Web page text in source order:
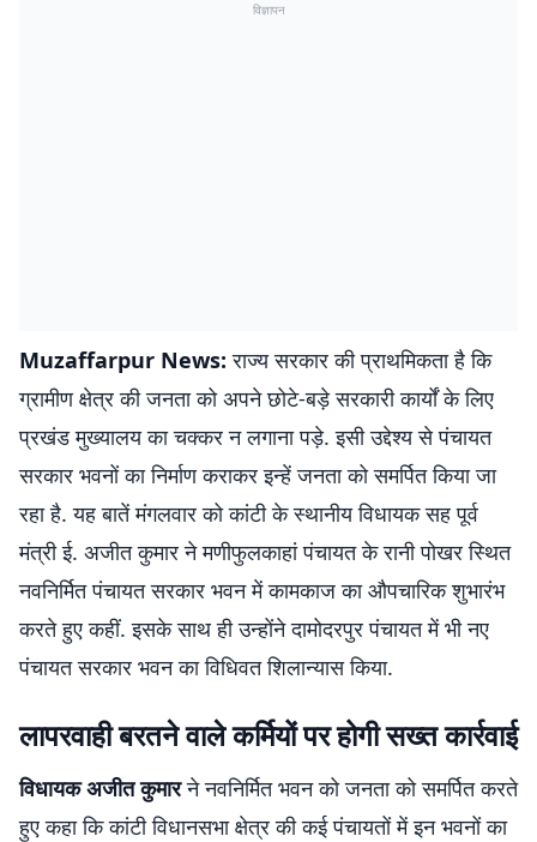
विज्ञापन
Muzaffarpur News: राज्य सरकार की प्राथमिकता है कि
ग्रामीण क्षेत्र की जनता को अपने छोटे-बड़े सरकारी कार्यों के लिए
प्रखंड मुख्यालय का चक्कर न लगाना पड़े. इसी उद्देश्य से पंचायत
सरकार भवनों का निर्माण कराकर इन्हें जनता को समर्पित किया जा
रहा है. यह बातें मंगलवार को कांटी के स्थानीय विधायक सह पूर्व
मंत्री ई. अजीत कुमार ने मणीफुलकाहां पंचायत के रानी पोखर स्थित
नवनिर्मित पंचायत सरकार भवन में कामकाज का औपचारिक शुभारंभ
करते हुए कहीं. इसके साथ ही उन्होंने दामोदरपुर पंचायत में भी नए
पंचायत सरकार भवन का विधिवत शिलान्यास किया.
लापरवाही बरतने वाले कर्मियों पर होगी सख्त कार्रवाई
विधायक अजीत कुमारने नवनिर्मित भवन को जनता को समर्पित करते
हुए कहा कि कांटी विधानसभा क्षेत्र की कई पंचायतों में इन भवनों का